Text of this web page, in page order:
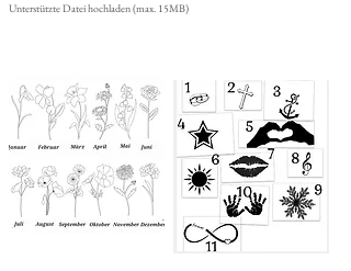
Unterstützte Datei hochladen (max. 15MB)